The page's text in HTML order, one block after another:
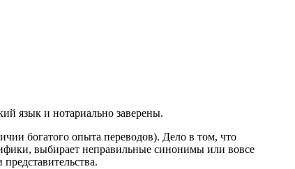
язык и нотариально заверены.
богатого опыта переводов). Дело в том, что
выбирает неправильные синонимы или вовсе